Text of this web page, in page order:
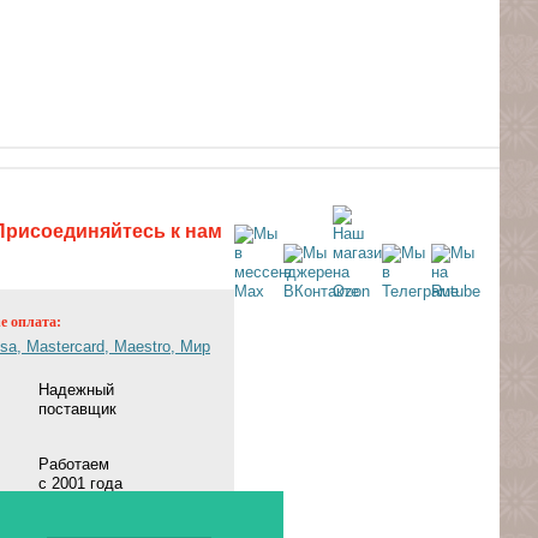
к нам
оплата:
Надежный
поставщик
Работаем
с 2001 года